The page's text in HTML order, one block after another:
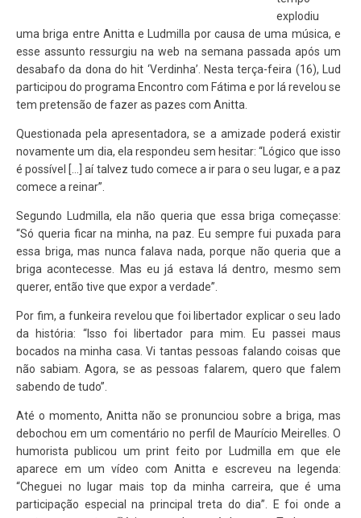
explodiu
uma briga entre Anitta e Ludmilla por causa de uma música, e
esse assunto ressurgiu na web na semana passada após um
desabafo da dona do hit ‘Verdinha’. Nesta terça-feira (16), Lud
participou do programa Encontro com Fátima e por lá revelou se
tem pretensão de fazer as pazes com Anitta.
Questionada pela apresentadora, se a amizade poderá existir
novamente um dia, ela respondeu sem hesitar: “Lógico que isso
é possível […] aí talvez tudo comece a ir para o seu lugar, e a paz
comece a reinar”.
Segundo Ludmilla, ela não queria que essa briga começasse:
“Só queria ficar na minha, na paz. Eu sempre fui puxada para
essa briga, mas nunca falava nada, porque não queria que a
briga acontecesse. Mas eu já estava lá dentro, mesmo sem
querer, então tive que expor a verdade”.
Por fim, a funkeira revelou que foi libertador explicar o seu lado
da história: “Isso foi libertador para mim. Eu passei maus
bocados na minha casa. Vi tantas pessoas falando coisas que
não sabiam. Agora, se as pessoas falarem, quero que falem
sabendo de tudo”.
Até o momento, Anitta não se pronunciou sobre a briga, mas
debochou em um comentário no perfil de Maurício Meirelles. O
humorista publicou um print feito por Ludmilla em que ele
aparece em um vídeo com Anitta e escreveu na legenda:
“Cheguei no lugar mais top da minha carreira, que é uma
participação especial na principal treta do dia”. E foi onde a